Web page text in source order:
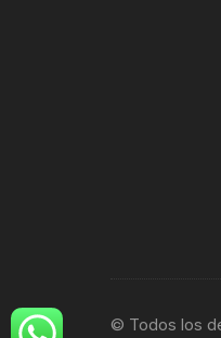
© Todos los